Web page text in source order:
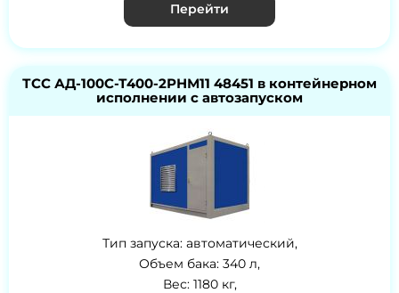
Перейти
ТСС АД-100С-Т400-2РНМ11 48451 в контейнерном
исполнении с автозапуском
Тип запуска: автоматический,
Объем бака: 340 л,
Вес: 1180 кг,